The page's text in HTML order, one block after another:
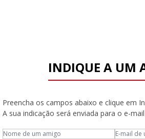
INDIQUE A UM
Preencha os campos abaixo e clique em
A sua indicação será enviada para o e-